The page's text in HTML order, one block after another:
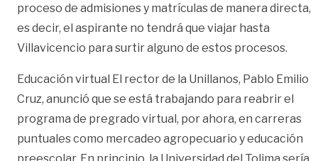
proceso de admisiones y matrículas de manera directa,
es decir, el aspirante no tendrá que viajar hasta
Villavicencio para surtir alguno de estos procesos.
Educación virtual El rector de la Unillanos, Pablo Emilio
Cruz, anunció que se está trabajando para reabrir el
programa de pregrado virtual, por ahora, en carreras
puntuales como mercadeo agropecuario y educación